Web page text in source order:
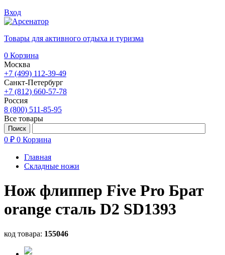
Вход
Товары для активного отдыха и туризма
0 Корзина
Москва
+7 (499) 112-39-49
Санкт-Петербург
+7 (812) 660-57-78
Россия
8 (800) 511-85-95
Все товары
0 ₽ 0 Корзина
Главная
Складные ножи
Нож флиппер Five Pro Брат
orange сталь D2 SD1393
код товара: 155046